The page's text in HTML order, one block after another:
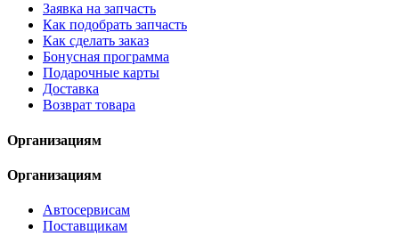
Заявка на запчасть
Как подобрать запчасть
Как сделать заказ
Бонусная программа
Подарочные карты
Доставка
Возврат товара
Организациям
Организациям
Автосервисам
Поставщикам